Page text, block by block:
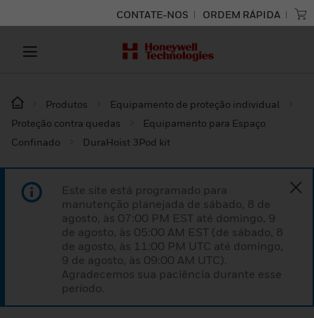
CONTATE-NOS ORDEM RÁPIDA
Produtos
Equipamento de proteção individual
Proteção contra quedas
Equipamento para Espaço
Confinado
DuraHoist 3Pod kit
Este site está programado para
manutenção planejada de sábado, 8 de
agosto, às 07:00 PM EST até domingo, 9
de agosto, às 05:00 AM EST (de sábado, 8
de agosto, às 11:00 PM UTC até domingo,
9 de agosto, às 09:00 AM UTC).
Agradecemos sua paciência durante esse
período.